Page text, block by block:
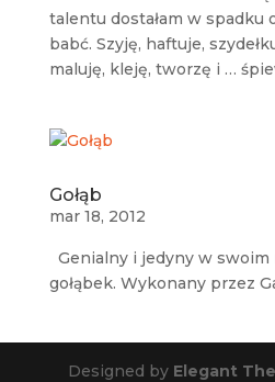
talentu dostałam w spadku
babć. Szyję, haftuje,
maluję, kleję, tworzę i …
Gołąb
mar 18, 2012
Genialny i jedyny w swoim
gołąbek. Wykonany przez
Designed by Elegant